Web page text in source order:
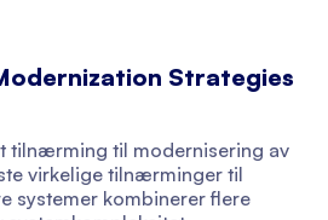
Strategies
tilnærming til modernisering av
virkelige tilnærminger til
systemer kombinerer flere